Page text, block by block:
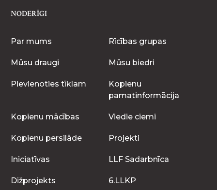
NODERĪGI
Par mums Rīcības grupas
Mūsu draugi Mūsu biedri
Pievienoties tīklam
Kopienu
pamatinformācija
Kopienu mācības Viedie ciemi
Kopienu persilāde Projekti
Iniciatīvas LLF Sadarbnīca
Dižprojekts 6.LLKP